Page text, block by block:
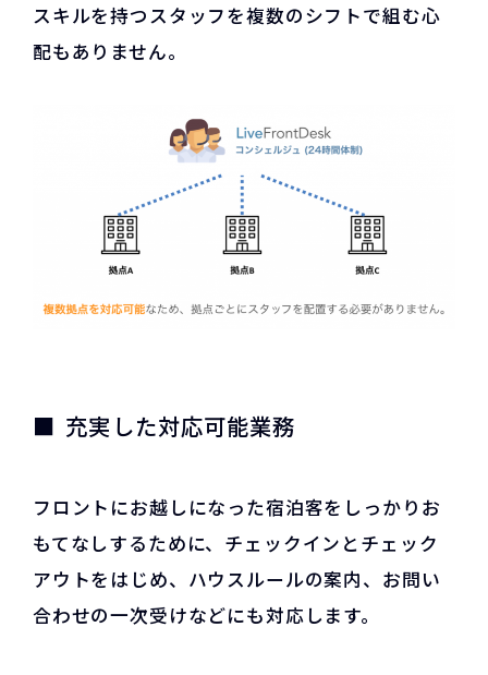
スキルを持つスタッフを複数のシフトで組む心
配もありません。
充実した対応可能業務
フロントにお越しになった宿泊客をしっかりお
もてなしするために、チェックインとチェック
アウトをはじめ、ハウスルールの案内、お問い
合わせの一次受けなどにも対応します。